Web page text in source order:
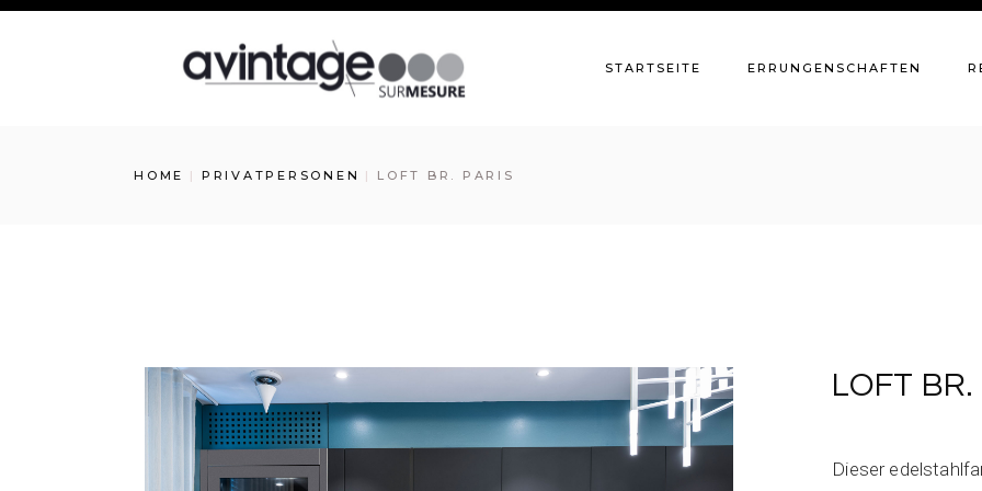
STARTSEITE ERRUNGENSCHAFTEN
HOME PRIVATPERSONEN LOFT BR. PARIS
LOFT
Dieser